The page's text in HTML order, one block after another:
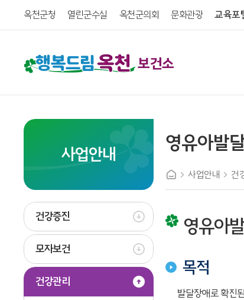
옥천군청 열린군수실 옥천군의회 문화관광 교육포
보건소
사업안내
건강증진
모자보건
건강관리
영유아발
사업안내 건
영유아
목적
발달장애로 확진